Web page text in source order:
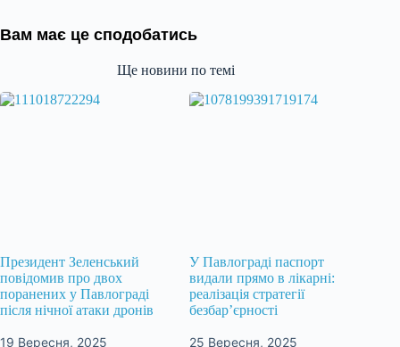
Вам має це сподобатись
Ще новини по темі
Президент Зеленський
повідомив про двох
поранених у Павлограді
після нічної атаки дронів
19 Вересня, 2025
У Павлограді паспорт
видали прямо в лікарні:
реалізація стратегії
безбар’єрності
25 Вересня, 2025